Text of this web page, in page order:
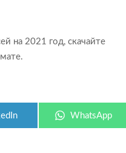
на 2021 год, скачайте
Share
WhatsApp